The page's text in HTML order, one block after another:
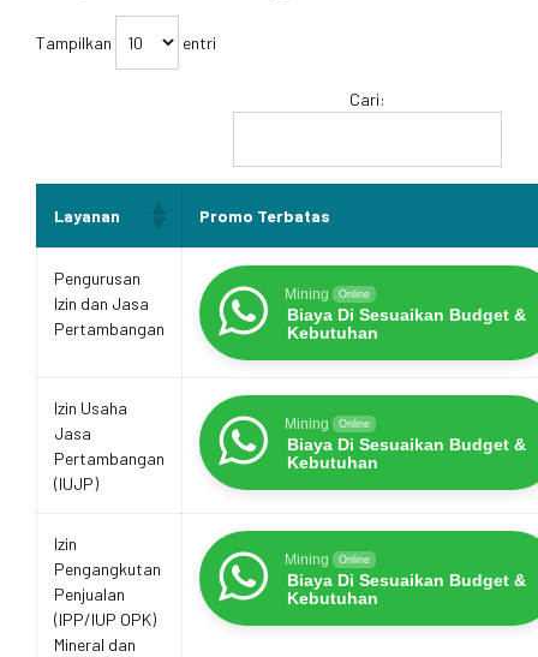
Tampilkan entri
Cari:
Layanan Promo Terbatas
Pengurusan
Izin dan Jasa
Pertambangan
Mining Online
Biaya Di Sesuaikan Budget &
Kebutuhan
Izin Usaha
Jasa
Pertambangan
(IUJP)
Mining Online
Biaya Di Sesuaikan Budget &
Kebutuhan
Izin
Pengangkutan
Penjualan
(IPP/IUP OPK)
Mineral dan
Mining Online
Biaya Di Sesuaikan Budget &
Kebutuhan